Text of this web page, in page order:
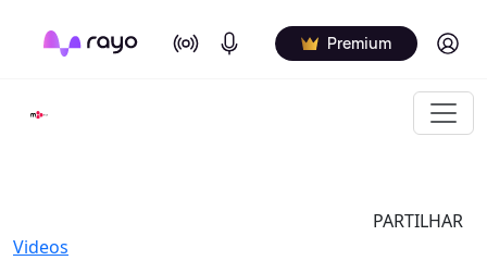
On Air Podcasts Premium Log in
PARTILHAR
Videos